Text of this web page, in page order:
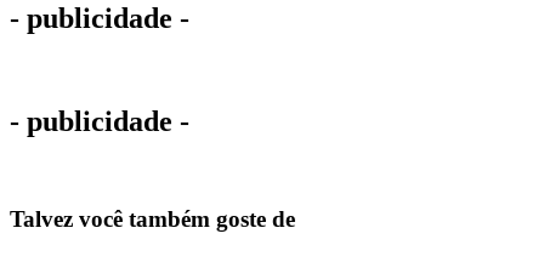
- publicidade -
- publicidade -
Talvez você também goste de